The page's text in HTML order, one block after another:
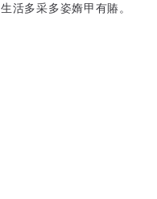
活多采多姿媠甲有賰。